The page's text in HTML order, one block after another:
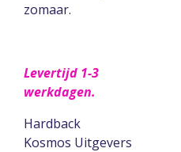
zomaar.
Levertijd 1-3
werkdagen.
Hardback
Kosmos Uitgevers